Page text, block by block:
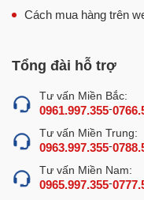
Cách mua hàng trên
Tổng đài hỗ trợ
Tư vấn Miền Bắc:
0961.997.355-
Tư vấn Miền Trung:
0963.997.355-
Tư vấn Miền Nam:
0965.997.355-